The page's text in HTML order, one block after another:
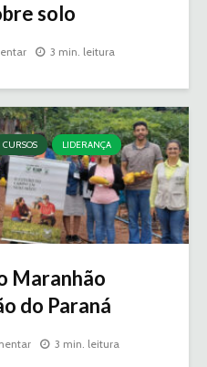
solo
3 min. leitura
CURSOS LIDERANÇA
Maranhão
do Paraná
3 min. leitura